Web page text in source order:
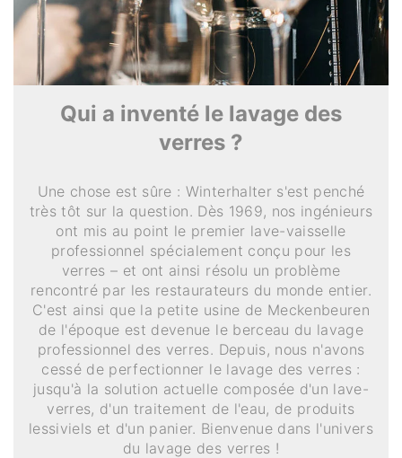
Qui a inventé le lavage des
verres ?
Une chose est sûre : Winterhalter s'est penché
très tôt sur la question. Dès 1969, nos ingénieurs
ont mis au point le premier lave-vaisselle
professionnel spécialement conçu pour les
verres – et ont ainsi résolu un problème
rencontré par les restaurateurs du monde entier.
C'est ainsi que la petite usine de Meckenbeuren
de l'époque est devenue le berceau du lavage
professionnel des verres. Depuis, nous n'avons
cessé de perfectionner le lavage des verres :
jusqu'à la solution actuelle composée d'un lave-
verres, d'un traitement de l'eau, de produits
lessiviels et d'un panier. Bienvenue dans l'univers
du lavage des verres !